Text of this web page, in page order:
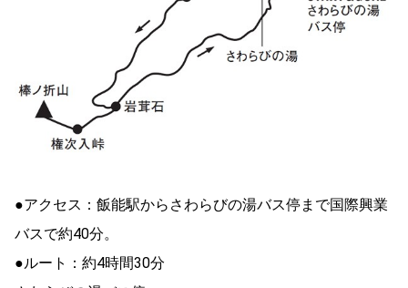
●アクセス：飯能駅からさわらびの湯バス停まで国際興業
バスで約40分。
●ルート：約4時間30分